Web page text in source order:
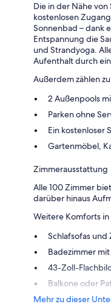
Die in der Nähe
kostenlosen
Sonnenbad – dank
Entspannung die
und Strandyoga.
Aufenthalt durch
Außerdem zählen
2 Außenpools
Parken ohne
Ein kostenloser
Gartenmöbel,
Zimmerausstattung
Alle 100 Zimmer
darüber hinaus
Weitere Komforts
Schlafsofas
Badezimmer
43-Zoll-
Balkone oder
Mehr zu dieser